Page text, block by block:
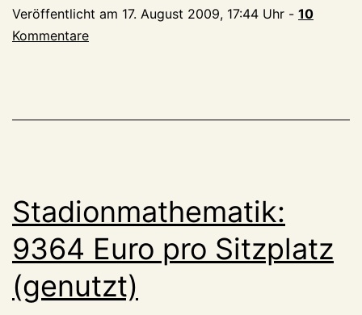
Veröffentlicht am 17. August 2009, 17:44 Uhr - 10
Kommentare
Stadionmathematik:
9364 Euro pro Sitzplatz
(genutzt)